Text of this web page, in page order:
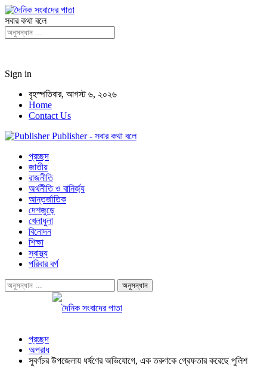
সবার কথা বলে
Sign in
বৃহস্পতিবার, আগস্ট ৬, ২০২৬
Home
Contact Us
Publisher - সবার কথা বলে
প্রচ্ছদ
জাতীয়
রাজনীতি
অর্থনীতি ও বানির্জ্য
আন্তর্জাতিক
দেশজুড়ে
খেলাধুলা
বিনোদন
শিক্ষা
স্বাস্থ্য
পরিবার বর্গ
প্রচ্ছদ
অপরাধ
সুবর্ণচর উপজেলায় ধর্ষণের অভিযোগে, এক তরুণকে গ্রেফতার করেছে পুলিশ